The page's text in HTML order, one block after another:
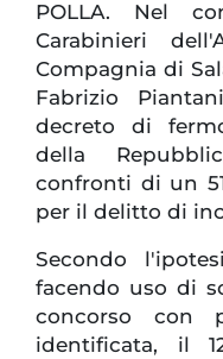
POLLA. Nel
Carabinieri
Compagnia di
Fabrizio
decreto di
della
confronti di un
per il delitto di
Secondo
facendo uso di
concorso con
identificata, il